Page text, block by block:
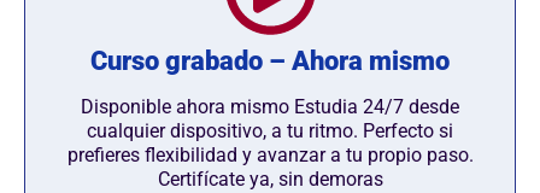
Curso grabado – Ahora mismo
Disponible ahora mismo Estudia 24/7 desde
cualquier dispositivo, a tu ritmo. Perfecto si
prefieres flexibilidad y avanzar a tu propio paso.
Certifícate ya, sin demoras